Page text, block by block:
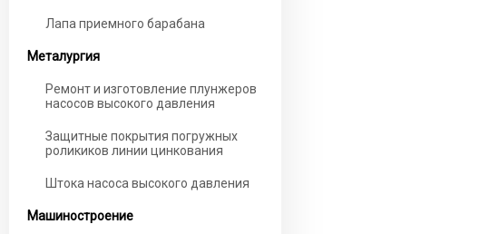
Лапа приемного барабана
Металургия
Ремонт и изготовление плунжеров
насосов высокого давления
Защитные покрытия погружных
роликиков линии цинкования
Штока насоса высокого давления
Машиностроение